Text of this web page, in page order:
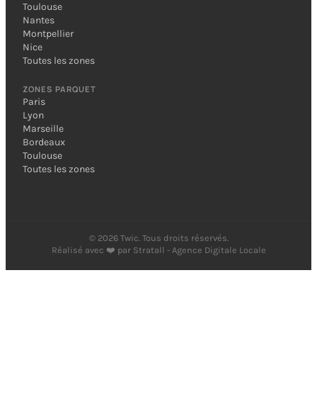
Toulouse
Nantes
Montpellier
Nice
Toutes les zones
ZONES PARQUET
Paris
Lyon
Marseille
Bordeaux
Toulouse
Toutes les zones
© 2026Twic. Tous droits réservés.
Réalisé avec ❤️ par Stratall - Agence Digitale Locale